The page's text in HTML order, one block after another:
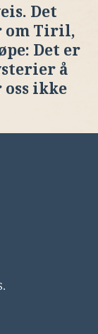
Det
om Tiril,
Det er
å
ikke